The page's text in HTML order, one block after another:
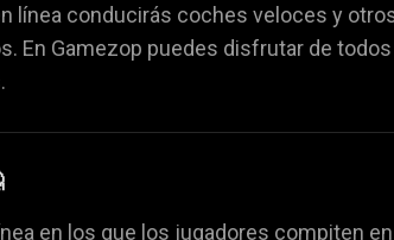
🐴 Juegos de animales ⚽
línea conducirás coches veloces y
En Gamezop puedes disfrutar de
en los que los jugadores compiten